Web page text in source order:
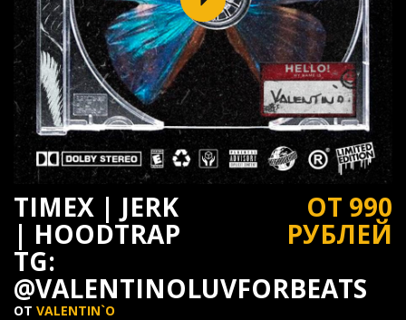
TIMEX | JERK
| HOODTRAP
TG:
@VALENTINOLUVFORBEATS
ОТ VALENTIN`O
ОТ 990
РУБЛЕЙ